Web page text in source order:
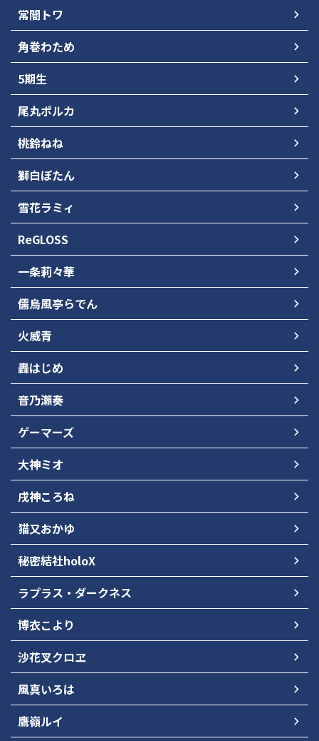
常闇トワ
角巻わため
5期生
尾丸ポルカ
桃鈴ねね
獅白ぼたん
雪花ラミィ
ReGLOSS
一条莉々華
儒烏風亭らでん
火威青
轟はじめ
音乃瀬奏
ゲーマーズ
大神ミオ
戌神ころね
猫又おかゆ
秘密結社holoX
ラプラス・ダークネス
博衣こより
沙花叉クロヱ
風真いろは
鷹嶺ルイ